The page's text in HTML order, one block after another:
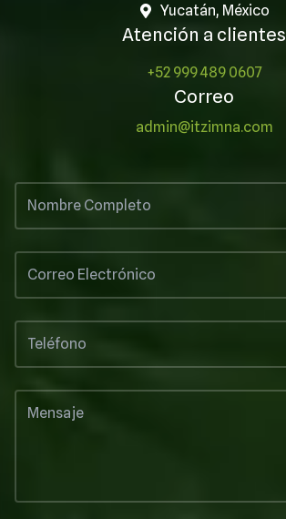
Yucatán, México
Atención a clientes
+52 999 489 0607
Correo
admin@itzimna.com